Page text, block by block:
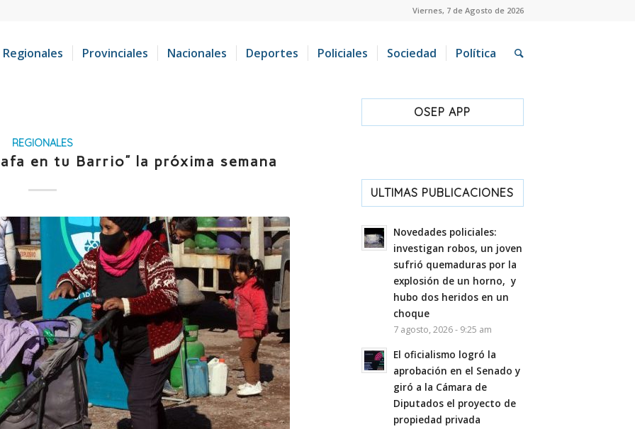
Viernes, 7 de Agosto de 2026
Regionales Provinciales Nacionales Deportes Policiales Sociedad Política
REGIONALES
en tu Barrio” la próxima semana
OSEP APP
ULTIMAS PUBLICACIONES
Novedades policiales:
investigan robos, un joven
sufrió quemaduras por la
explosión de un horno, y
hubo dos heridos en un
choque
7 agosto, 2026 - 9:25 am
El oficialismo logró la
aprobación en el Senado y
giró a la Cámara de
Diputados el proyecto de
propiedad privada